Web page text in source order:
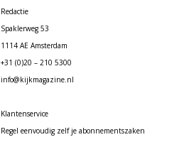
Redactie
Spaklerweg 53
1114 AE Amsterdam
+31 (0)20 – 210 5300
info@kijkmagazine.nl
Klantenservice
Regel eenvoudig zelf je abonnementszaken